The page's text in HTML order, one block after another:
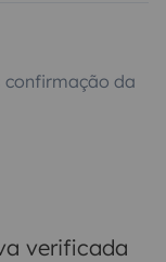
da
verificada